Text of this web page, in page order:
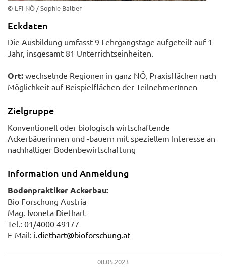
© LFI NÖ / Sophie Balber
Eckdaten
Die Ausbildung umfasst 9 Lehrgangstage aufgeteilt auf 1
Jahr, insgesamt 81 Unterrichtseinheiten.
Ort: wechselnde Regionen in ganz NÖ, Praxisflächen nach
Möglichkeit auf Beispielflächen der TeilnehmerInnen
Zielgruppe
Konventionell oder biologisch wirtschaftende
Ackerbäuerinnen und -bauern mit speziellem Interesse an
nachhaltiger Bodenbewirtschaftung
Information und Anmeldung
Bodenpraktiker Ackerbau:
Bio Forschung Austria
Mag. Ivoneta Diethart
Tel.: 01/4000 49177
E-Mail: i.diethart@bioforschung.at
08.05.2023